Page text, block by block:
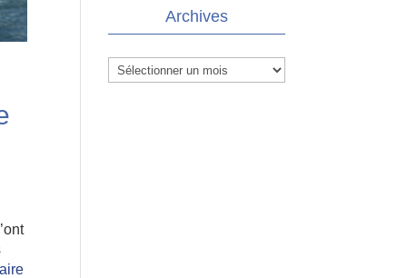
Archives
Archives